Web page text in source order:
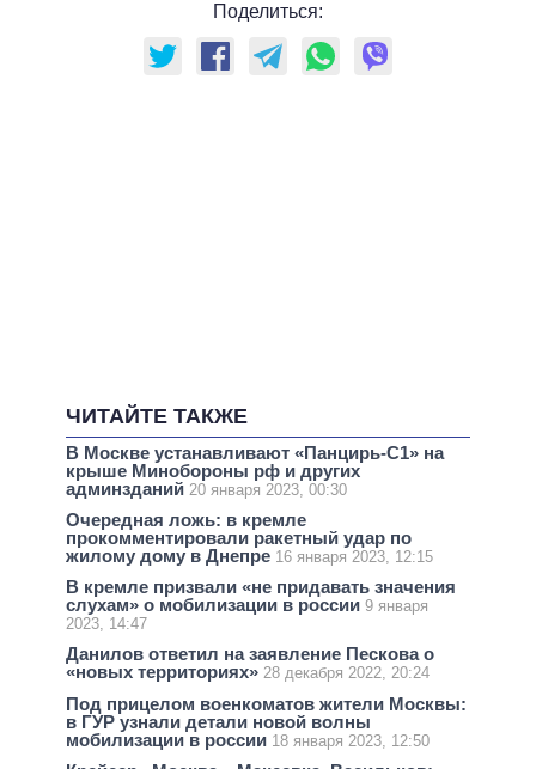
Поделиться:
ЧИТАЙТЕ ТАКЖЕ
В Москве устанавливают «Панцирь-С1» на
крыше Минобороны рф и других
админзданий 20 января 2023, 00:30
Очередная ложь: в кремле
прокомментировали ракетный удар по
жилому дому в Днепре 16 января 2023, 12:15
В кремле призвали «не придавать значения
слухам» о мобилизации в россии 9 января
2023, 14:47
Данилов ответил на заявление Пескова о
«новых территориях» 28 декабря 2022, 20:24
Под прицелом военкоматов жители Москвы:
в ГУР узнали детали новой волны
мобилизации в россии 18 января 2023, 12:50